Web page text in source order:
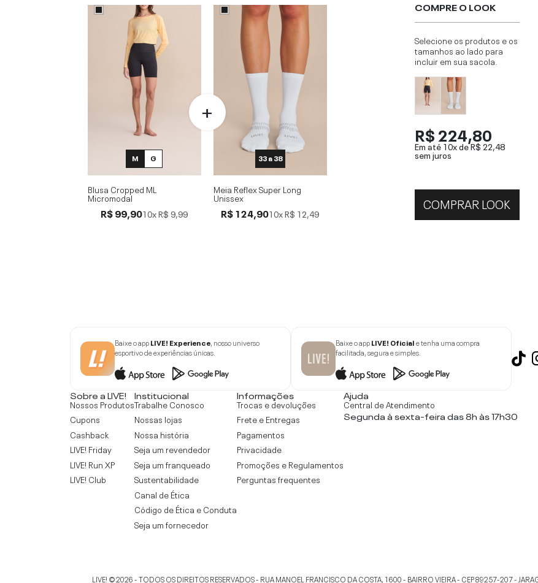
M G
Blusa Cropped ML
Micromodal
R$ 99,9010xR$ 9,99
33 a 38
Meia Reflex Super Long
Unissex
R$ 124,9010xR$ 12,49
COMPRE O LOOK
Selecione os produtos e os
tamanhos ao lado para
incluir em sua sacola.
R$ 224,80
Em até 10x deR$ 22,48
sem juros
COMPRAR LOOK
Baixe o appLIVE! Experience, nosso universo
esportivo de experiências únicas.
Baixe o appLIVE! Oficiale tenha uma compra
facilitada, segura e simples.
Sobre a LIVE!
Nossos Produtos
Cupons
Cashback
LIVE! Friday
LIVE! Run XP
LIVE! Club
Institucional
Trabalhe Conosco
Nossas lojas
Nossa história
Seja um revendedor
Seja um franqueado
Sustentabilidade
Canal de Ética
Código de Ética e Conduta
Seja um fornecedor
Informações
Trocas e devoluções
Frete e Entregas
Pagamentos
Privacidade
Promoções e Regulamentos
Perguntas frequentes
Ajuda
Central de Atendimento
Segunda à sexta-feira das 8h às 17h30
LIVE! ©2026- TODOS OS DIREITOS RESERVADOS - RUA MANOEL FRANCISCO DA COSTA, 1600 - BAIRRO VIEIRA - CEP 89257-207-